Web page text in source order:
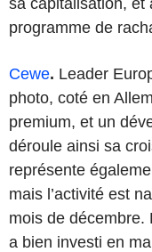
programme de
Cewe. Leader
photo, coté en
premium, et un
déroule ainsi sa
représente
mais l’activité est
mois de décembre.
a bien investi en